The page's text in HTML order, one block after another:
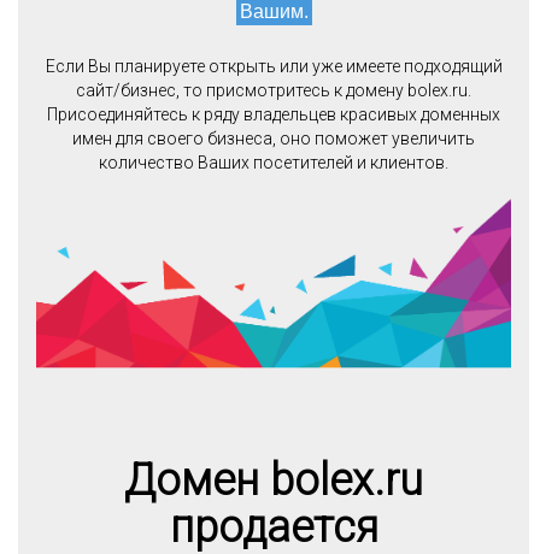
Вашим.
Если Вы планируете открыть или уже имеете подходящий
сайт/бизнес, то присмотритесь к домену bolex.ru.
Присоединяйтесь к ряду владельцев красивых доменных
имен для своего бизнеса, оно поможет увеличить
количество Ваших посетителей и клиентов.
Домен bolex.ru
продается